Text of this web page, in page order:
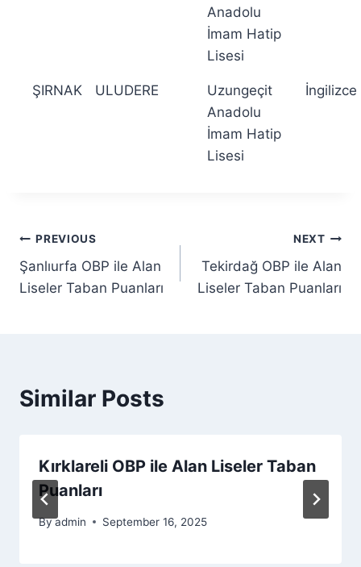
Anadolu
İmam Hatip
Lisesi
ŞIRNAK ULUDERE
Uzungeçit
Anadolu
İmam Hatip
Lisesi
İngilizce
Post
navigation
PREVIOUS
Şanlıurfa OBP ile Alan
Liseler Taban Puanları
NEXT
Tekirdağ OBP ile Alan
Liseler Taban Puanları
Similar Posts
Kırklareli OBP ile Alan Liseler Taban
Puanları
Byadmin September 16, 2025